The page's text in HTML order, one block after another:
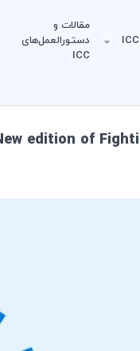
ICC
مقالات و
دستورالعمل‌های
ICC
edition of